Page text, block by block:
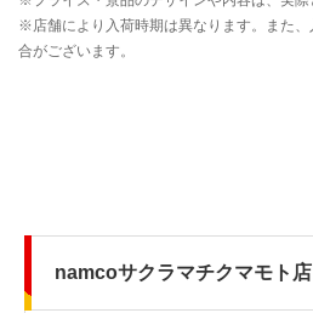
namcoサクラマチクマモト店